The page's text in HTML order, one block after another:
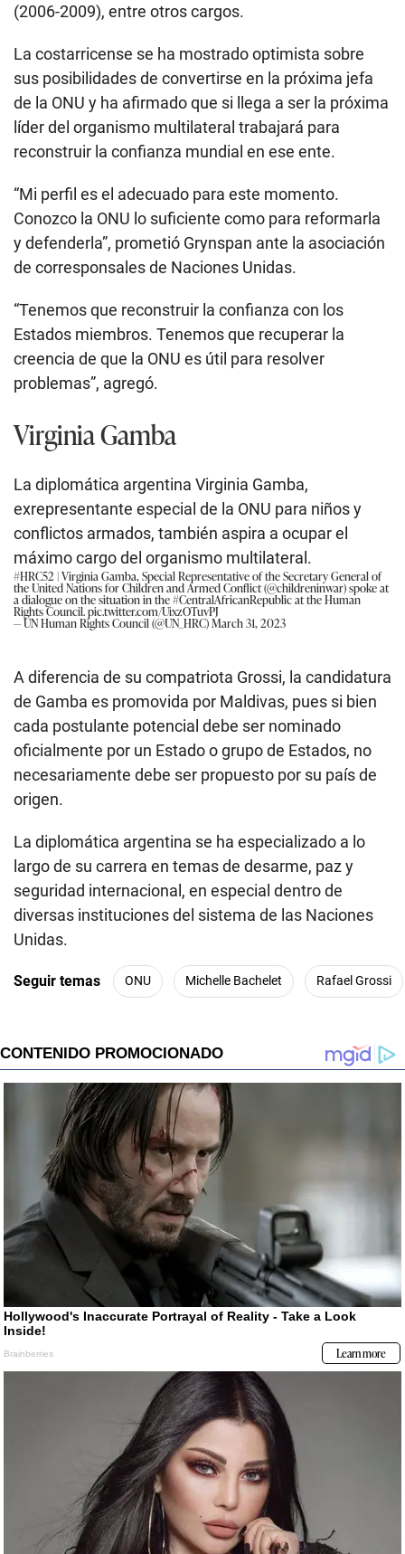
(2006-2009), entre otros cargos.
La costarricense se ha mostrado optimista sobre
sus posibilidades de convertirse en la próxima jefa
de la ONU y ha afirmado que si llega a ser la próxima
líder del organismo multilateral trabajará para
reconstruir la confianza mundial en ese ente.
“Mi perfil es el adecuado para este momento.
Conozco la ONU lo suficiente como para reformarla
y defenderla”, prometió Grynspan ante la asociación
de corresponsales de Naciones Unidas.
“Tenemos que reconstruir la confianza con los
Estados miembros. Tenemos que recuperar la
creencia de que la ONU es útil para resolver
problemas”, agregó.
Virginia Gamba
La diplomática argentina Virginia Gamba,
exrepresentante especial de la ONU para niños y
conflictos armados, también aspira a ocupar el
máximo cargo del organismo multilateral.
#HRC52 | Virginia Gamba, Special Representative of the Secretary General of
the United Nations for Children and Armed Conflict (@childreninwar) spoke at
a dialogue on the situation in the#CentralAfricanRepublicat the Human
Rights Council.pic.twitter.com/UixzOTuvPJ
— UN Human Rights Council (@UN_HRC)March 31, 2023
A diferencia de su compatriota Grossi, la candidatura
de Gamba es promovida por Maldivas, pues si bien
cada postulante potencial debe ser nominado
oficialmente por un Estado o grupo de Estados, no
necesariamente debe ser propuesto por su país de
origen.
La diplomática argentina se ha especializado a lo
largo de su carrera en temas de desarme, paz y
seguridad internacional, en especial dentro de
diversas instituciones del sistema de las Naciones
Unidas.
Seguir temas ONU Michelle Bachelet Rafael Grossi